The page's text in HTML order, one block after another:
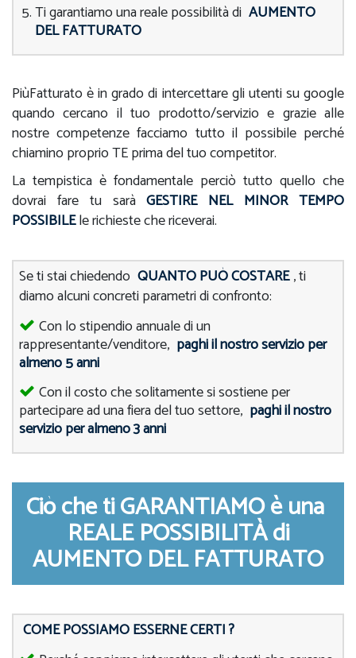
Ti garantiamo una reale possibilità di AUMENTO
DEL FATTURATO
PiùFatturato è in grado di intercettare gli utenti su google
quando cercano il tuo prodotto/servizio e grazie alle
nostre competenze facciamo tutto il possibile perché
chiamino proprio TE prima del tuo competitor.
La tempistica è fondamentale perciò tutto quello che
dovrai fare tu saràGESTIRE NEL MINOR TEMPO
POSSIBILEle richieste che riceverai.
Se ti stai chiedendo QUANTO PUÒ COSTARE , ti
diamo alcuni concreti parametri di confronto:
Con lo stipendio annuale di un
rappresentante/venditore, paghi il nostro servizio per
almeno 5 anni
Con il costo che solitamente si sostiene per
partecipare ad una fiera del tuo settore, paghi il nostro
servizio per almeno 3 anni
Ciò che ti GARANTIAMO è una
REALE POSSIBILITÀ di
AUMENTO DEL FATTURATO
COME POSSIAMO ESSERNE CERTI ?